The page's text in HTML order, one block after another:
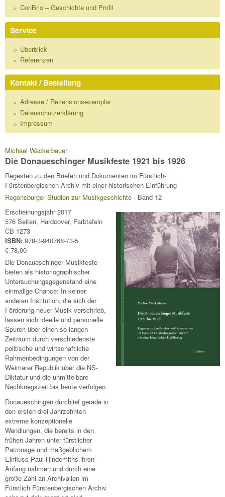
ConBrio – Geschichte und Profil
Service
Überblick
Referenzen
Kontakt / Bestellung
Adresse / Rezensionsexemplar
Datenschutzerklärung
Impressum
Michael Wackerbauer
Die Donaueschinger Musikfeste 1921 bis 1926
Regesten zu den Briefen und Dokumenten im Fürstlich-
Fürstenbergischen Archiv mit einer historischen Einführung
Regensburger Studien zur Musikgeschichte · Band 12
Erscheinungsjahr 2017
576 Seiten, Hardcover, Farbtafeln
CB 1273
ISBN: 978-3-940768-73-5
€ 78,00
Die Donaueschinger Musikfeste
bieten als historiographischer
Untersuchungsgegenstand eine
einmalige Chance: In keiner
anderen Institution, die sich der
Förderung neuer Musik verschrieb,
lassen sich ideelle und personelle
Spuren über einen so langen
Zeitraum durch verschiedenste
politische und wirtschaftliche
Rahmenbedingungen von der
Weimarer Republik über die NS-
Diktatur und die unmittelbare
Nachkriegszeit bis heute verfolgen.
Donaueschingen durchlief gerade in
den ersten drei Jahrzehnten
extreme konzeptionelle
Wandlungen, die bereits in den
frühen Jahren unter fürstlicher
Patronage und maßgeblichem
Einfluss Paul Hindemiths ihren
Anfang nahmen und durch eine
große Zahl an Archivalien im
Fürstlich Fürstenbergischen Archiv